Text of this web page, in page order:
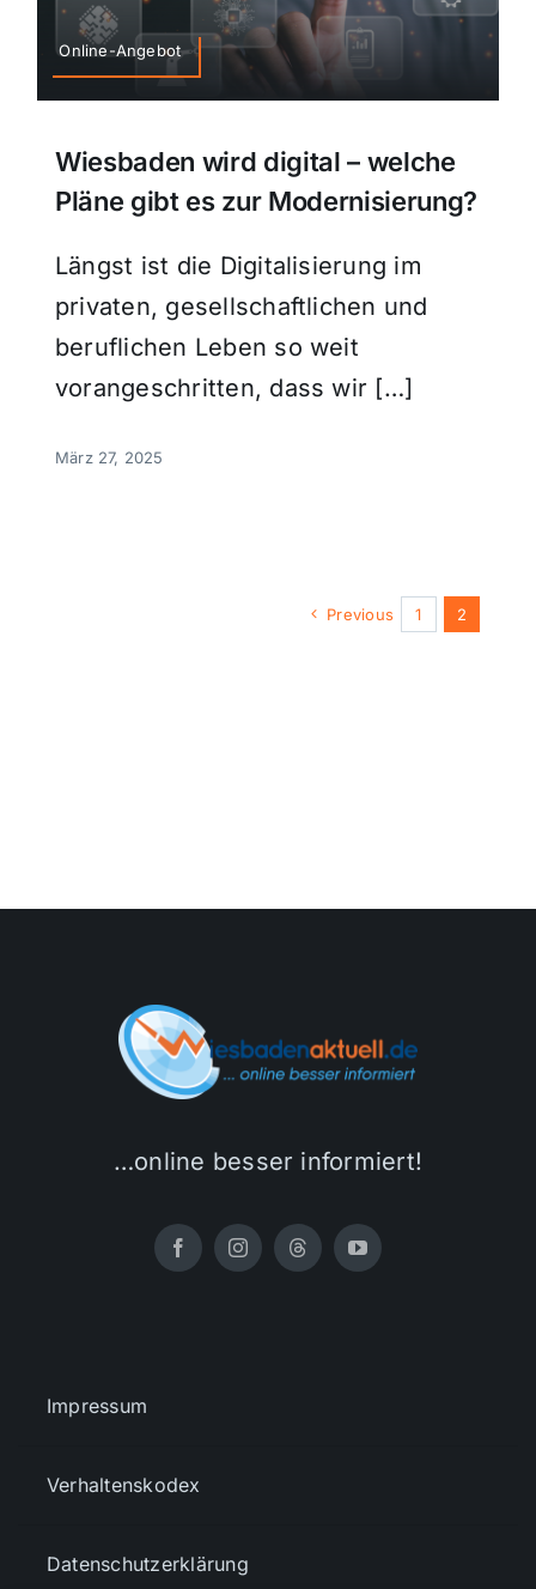
Online-Angebot
Wiesbaden wird digital – welche
Pläne gibt es zur Modernisierung?
Längst ist die Digitalisierung im
privaten, gesellschaftlichen und
beruflichen Leben so weit
vorangeschritten, dass wir […]
März 27, 2025
Previous 1 2
…online besser informiert!
Impressum
Verhaltenskodex
Datenschutzerklärung